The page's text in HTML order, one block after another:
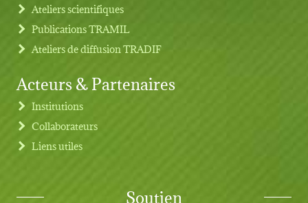
Ateliers scientifiques
Publications TRAMIL
Ateliers de diffusion TRADIF
Acteurs & Partenaires
Institutions
Collaborateurs
Liens utiles
Soutien